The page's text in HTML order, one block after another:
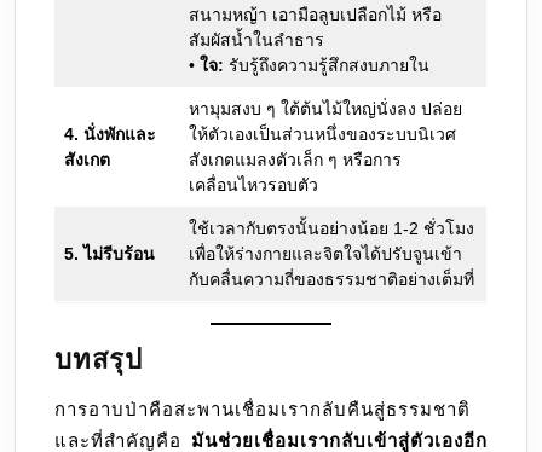
สนามหญ้า เอามือลูบเปลือกไม้ หรือ
สัมผัสน้ำในลำธาร
• ใจ: รับรู้ถึงความรู้สึกสงบภายใน
4. นั่งพักและ
สังเกต
หามุมสงบ ๆ ใต้ต้นไม้ใหญ่นั่งลง ปล่อย
ให้ตัวเองเป็นส่วนหนึ่งของระบบนิเวศ
สังเกตแมลงตัวเล็ก ๆ หรือการ
เคลื่อนไหวรอบตัว
5. ไม่รีบร้อน
ใช้เวลากับตรงนั้นอย่างน้อย 1-2 ชั่วโมง
เพื่อให้ร่างกายและจิตใจได้ปรับจูนเข้า
กับคลื่นความถี่ของธรรมชาติอย่างเต็มที่
บทสรุป
การอาบป่าคือสะพานเชื่อมเรากลับคืนสู่ธรรมชาติ
และที่สำคัญคือ มันช่วยเชื่อมเรากลับเข้าสู่ตัวเองอีก